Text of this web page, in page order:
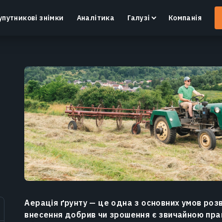
Crop Monitoring
Контроль посівів та полів за допомогою
інтелектуальної платформи для точного
землеробства.
Дізнатися більше
знімки Аналітика Галузі Компанія
Аерація ґрунту — це одна з основних умов
внесення добрив чи зрошення є звичайною